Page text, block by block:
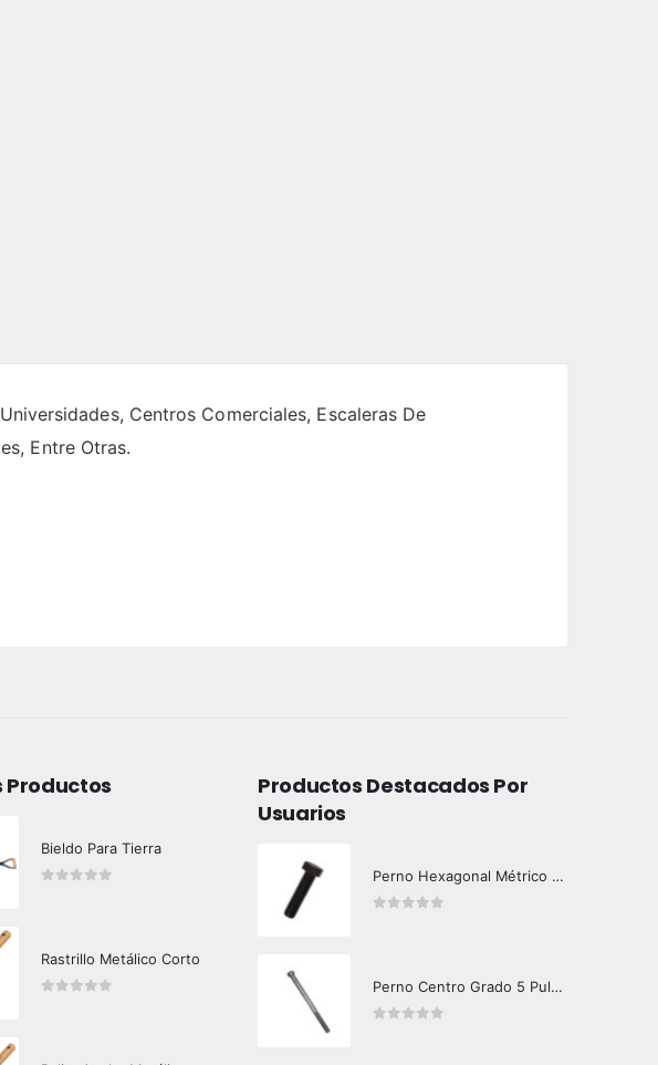
Centros Comerciales, Escaleras De
Entre Otras.
Productos
Bieldo Para Tierra
Rastrillo Metálico Corto
Productos Destacados Por
Usuarios
Perno Hexagonal Métrico Clase 10.9 DIN 933
Perno Centro Grado 5 Pulgada - Importado